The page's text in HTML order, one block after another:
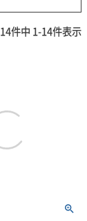
14件中 1-14件表示